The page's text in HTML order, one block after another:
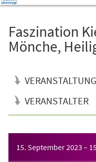
Faszination
Mönche,
VERANSTALTER
15. September 2023 –